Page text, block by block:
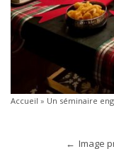
Accueil » Un séminaire
Image